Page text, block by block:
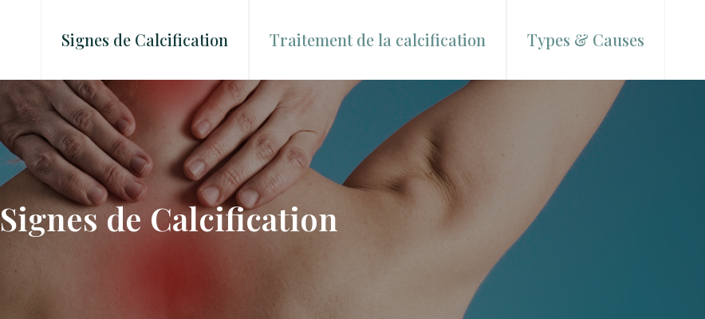
Signes de Calcification Traitement de la calcification Types & Causes
Signes de Calcification